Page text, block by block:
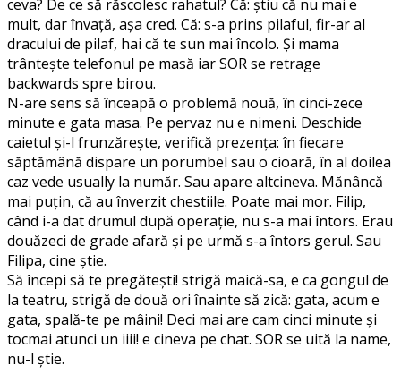
ceva? De ce să răscolesc rahatul? Că: ştiu că nu mai e
mult, dar învaţă, aşa cred. Că: s-a prins pilaful, fir-ar al
dracului de pilaf, hai că te sun mai încolo. Şi mama
trânteşte telefonul pe masă iar SOR se retrage
backwards spre birou.
N-are sens să înceapă o problemă nouă, în cinci-zece
minute e gata masa. Pe pervaz nu e nimeni. Deschide
caietul şi-l frunzăreşte, verifică prezenţa: în fiecare
săptămână dispare un porumbel sau o cioară, în al doilea
caz vede usually la număr. Sau apare altcineva. Mănâncă
mai puţin, că au înverzit chestiile. Poate mai mor. Filip,
când i-a dat drumul după operaţie, nu s-a mai întors. Erau
douăzeci de grade afară şi pe urmă s-a întors gerul. Sau
Filipa, cine ştie.
Să începi să te pregăteşti! strigă maică-sa, e ca gongul de
la teatru, strigă de două ori înainte să zică: gata, acum e
gata, spală-te pe mâini! Deci mai are cam cinci minute şi
tocmai atunci un iiii! e cineva pe chat. SOR se uită la name,
nu-l ştie.